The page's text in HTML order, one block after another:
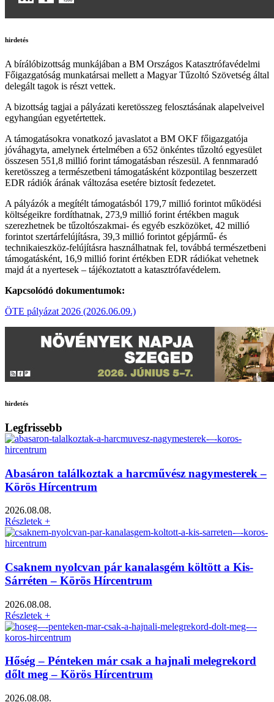
hirdetés
A bírálóbizottság munkájában a BM Országos Katasztrófavédelmi
Főigazgatóság munkatársai mellett a Magyar Tűzoltó Szövetség által
delegált tagok is részt vettek.
A bizottság tagjai a pályázati keretösszeg felosztásának alapelveivel
egyhangúan egyetértettek.
A támogatásokra vonatkozó javaslatot a BM OKF főigazgatója
jóváhagyta, amelynek értelmében a 652 önkéntes tűzoltó egyesület
összesen 551,8 millió forint támogatásban részesül. A fennmaradó
keretösszeg a természetbeni támogatásként központilag beszerzett
EDR rádiók árának változása esetére biztosít fedezetet.
A pályázók a megítélt támogatásból 179,7 millió forintot működési
költségeikre fordíthatnak, 273,9 millió forint értékben maguk
szerezhetnek be tűzoltószakmai- és egyéb eszközöket, 42 millió
forintot szertárfelújításra, 39,3 millió forintot gépjármű- és
technikaieszköz-felújításra használhatnak fel, továbbá természetbeni
támogatásként, 16,9 millió forint értékben EDR rádiókat vehetnek
majd át a nyertesek – tájékoztatott a katasztrófavédelem.
Kapcsolódó dokumentumok:
ÖTE pályázat 2026 (2026.06.09.)
hirdetés
Legfrissebb
Abasáron találkoztak a harcművész nagymesterek –
Körös Hírcentrum
2026.08.08.
Részletek +
Csaknem nyolcvan pár kanalasgém költött a Kis-
Sárréten – Körös Hírcentrum
2026.08.08.
Részletek +
Hőség – Pénteken már csak a hajnali melegrekord
dőlt meg – Körös Hírcentrum
2026.08.08.